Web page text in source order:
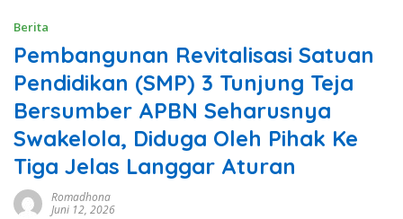
Berita
Pembangunan Revitalisasi Satuan
Pendidikan (SMP) 3 Tunjung Teja
Bersumber APBN Seharusnya
Swakelola, Diduga Oleh Pihak Ke
Tiga Jelas Langgar Aturan
Romadhona
Juni 12, 2026